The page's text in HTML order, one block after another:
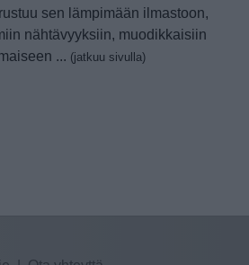
sen lämpimään ilmastoon,
nähtävyyksiin, muodikkaisiin
... (jatkuu sivulla)